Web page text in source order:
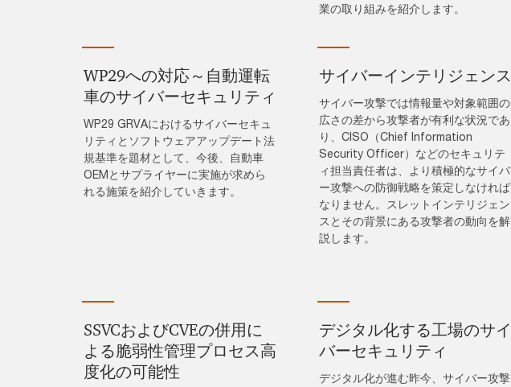
業の取り組みを紹介します。
WP29への対応～自動運転
車のサイバーセキュリティ
WP29 GRVAにおけるサイバーセキュ
リティとソフトウェアアップデート法
規基準を題材として、今後、自動車
OEMとサプライヤーに実施が求めら
れる施策を紹介していきます。
サイバーインテリジェンス
サイバー攻撃では情報量や対象範囲の
広さの差から攻撃者が有利な状況であ
り、CISO（Chief Information
Security Officer）などのセキュリテ
ィ担当責任者は、より積極的なサイバ
ー攻撃への防御戦略を策定しなければ
なりません。スレットインテリジェン
スとその背景にある攻撃者の動向を解
説します。
SSVCおよびCVEの併用に
よる脆弱性管理プロセス高
度化の可能性
デジタル化する工場のサイ
バーセキュリティ
デジタル化が進む昨今、サイバー攻撃